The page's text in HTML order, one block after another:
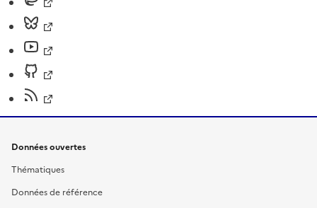
Données ouvertes
Thématiques
Données de référence